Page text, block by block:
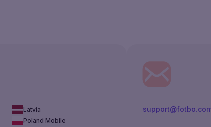
Latvia
Poland Mobile